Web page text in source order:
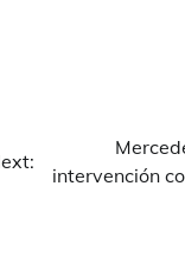
intervención